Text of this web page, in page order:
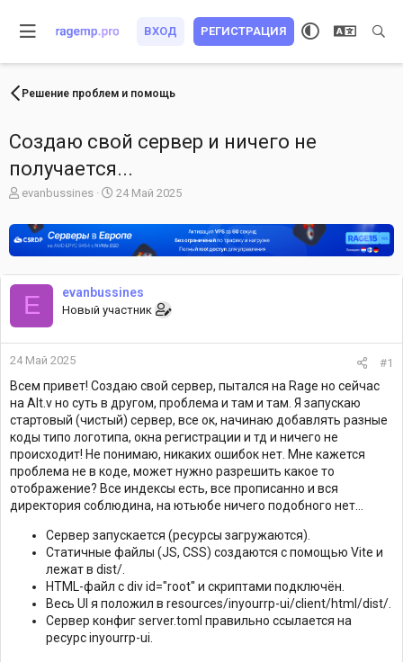
ВХОД РЕГИСТРАЦИЯ
Решение проблем и помощь
Создаю свой сервер и ничего не
получается...
А
т
о
р
т
м
evanbussines
Д
т
а
н
а
ч
а
24 Май 2025
E evanbussines
Новый участник
24 Май 2025 #1
Всем привет! Создаю свой сервер, пытался на Rage но сейчас
на Alt.v но суть в другом, проблема и там и там. Я запускаю
стартовый (чистый) сервер, все ок, начинаю добавлять разные
коды типо логотипа, окна регистрации и тд и ничего не
происходит! Не понимаю, никаких ошибок нет. Мне кажется
проблема не в коде, может нужно разрешить какое то
отображение? Все индексы есть, все прописанно и вся
директория соблюдина, на ютьюбе ничего подобного нет...
Сервер запускается (ресурсы загружаются).
Статичные файлы (JS, CSS) создаются с помощью Vite и
лежат в dist/.
HTML-файл с div id="root" и скриптами подключён.
Весь UI я положил в resources/inyourrp-ui/client/html/dist/.
Сервер конфиг server.toml правильно ссылается на
ресурс inyourrp-ui.